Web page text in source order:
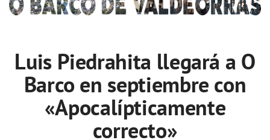
Luis Piedrahita llegará a O
Barco en septiembre con
«Apocalípticamente
correcto»